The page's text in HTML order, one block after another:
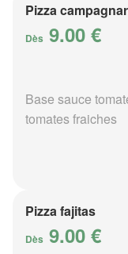
Pizza
Dès 9.00 €
Base sauce
tomates fraiches
Pizza fajitas
Dès 9.00 €